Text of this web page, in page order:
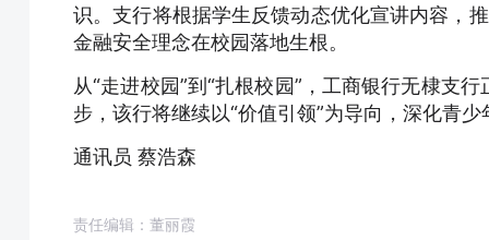
识。支行将根据学生反馈动态优化宣讲内容，
金融安全理念在校园落地生根。
从“走进校园”到“扎根校园”，工商银行无棣支
步，该行将继续以“价值引领”为导向，深化青
通讯员 蔡浩森
责任编辑：董丽霞